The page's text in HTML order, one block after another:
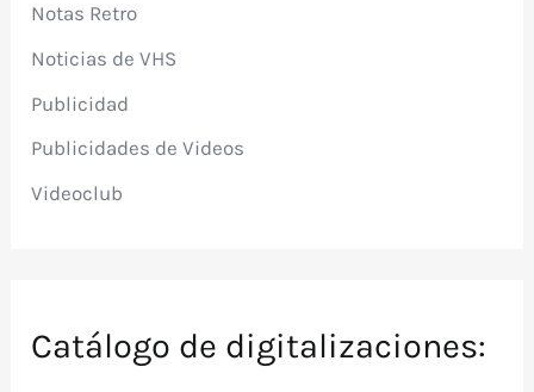
Notas Retro
Noticias de VHS
Publicidad
Publicidades de Videos
Videoclub
Catálogo de digitalizaciones: